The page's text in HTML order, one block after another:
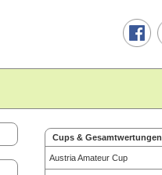
Cups & Gesamtwertungen
Austria Amateur Cup